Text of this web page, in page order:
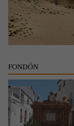
FONDÓN